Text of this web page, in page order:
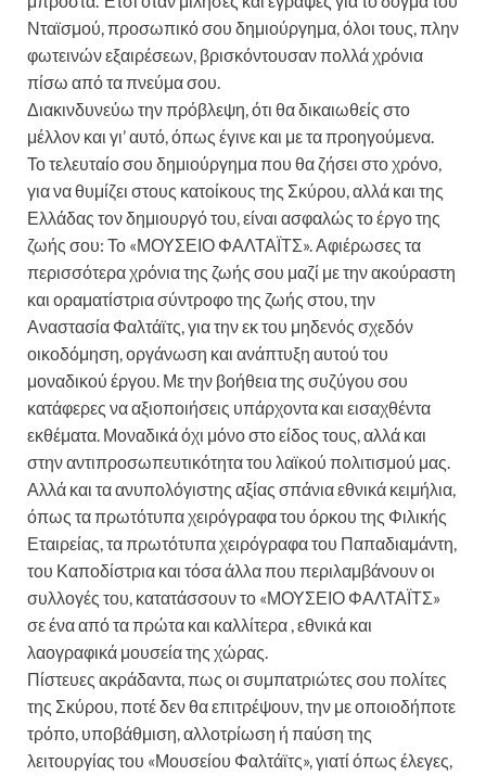
Νταϊσμού, προσωπικό σου δημιούργημα, όλοι τους, πλην
φωτεινών εξαιρέσεων, βρισκόντουσαν πολλά χρόνια
πίσω από τα πνεύμα σου.
Διακινδυνεύω την πρόβλεψη, ότι θα δικαιωθείς στο
μέλλον και γι’ αυτό, όπως έγινε και με τα προηγούμενα.
Το τελευταίο σου δημιούργημα που θα ζήσει στο χρόνο,
για να θυμίζει στους κατοίκους της Σκύρου, αλλά και της
Ελλάδας τον δημιουργό του, είναι ασφαλώς το έργο της
ζωής σου: Το «ΜΟΥΣΕΙΟ ΦΑΛΤΑΪΤΣ». Αφιέρωσες τα
περισσότερα χρόνια της ζωής σου μαζί με την ακούραστη
και οραματίστρια σύντροφο της ζωής στου, την
Αναστασία Φαλτάϊτς, για την εκ του μηδενός σχεδόν
οικοδόμηση, οργάνωση και ανάπτυξη αυτού του
μοναδικού έργου. Με την βοήθεια της συζύγου σου
κατάφερες να αξιοποιήσεις υπάρχοντα και εισαχθέντα
εκθέματα. Μοναδικά όχι μόνο στο είδος τους, αλλά και
στην αντιπροσωπευτικότητα του λαϊκού πολιτισμού μας.
Αλλά και τα ανυπολόγιστης αξίας σπάνια εθνικά κειμήλια,
όπως τα πρωτότυπα χειρόγραφα του όρκου της Φιλικής
Εταιρείας, τα πρωτότυπα χειρόγραφα του Παπαδιαμάντη,
του Καποδίστρια και τόσα άλλα που περιλαμβάνουν οι
συλλογές του, κατατάσσουν το «ΜΟΥΣΕΙΟ ΦΑΛΤΑΪΤΣ»
σε ένα από τα πρώτα και καλλίτερα , εθνικά και
λαογραφικά μουσεία της χώρας.
Πίστευες ακράδαντα, πως οι συμπατριώτες σου πολίτες
της Σκύρου, ποτέ δεν θα επιτρέψουν, την με οποιοδήποτε
τρόπο, υποβάθμιση, αλλοτρίωση ή παύση της
λειτουργίας του «Μουσείου Φαλτάϊτς», γιατί όπως έλεγες,